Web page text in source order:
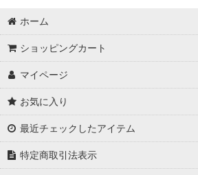
ホーム
ショッピングカート
マイページ
お気に入り
最近チェックしたアイテム
特定商取引法表示